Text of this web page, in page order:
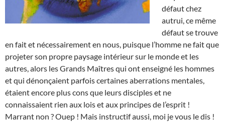
défaut chez
autrui, ce même
défaut se trouve
en fait et nécessairement en nous, puisque l’homme ne fait que
projeter son propre paysage intérieur sur le monde et les
autres, alors les Grands Maîtres qui ont enseigné les hommes
et qui dénonçaient parfois certaines aberrations mentales,
étaient encore plus cons que leurs disciples et ne
connaissaient rien aux lois et aux principes de l’esprit !
Marrant non ? Ouep ! Mais instructif aussi, moi je vous le dis !